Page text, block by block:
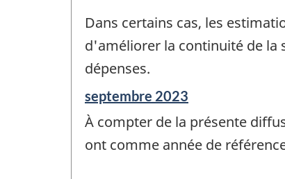
Dans certains cas, les
d'améliorer la continuité de la
dépenses.
Période
de
référence
de
septembre 2023
À compter de la présente
ont comme année de